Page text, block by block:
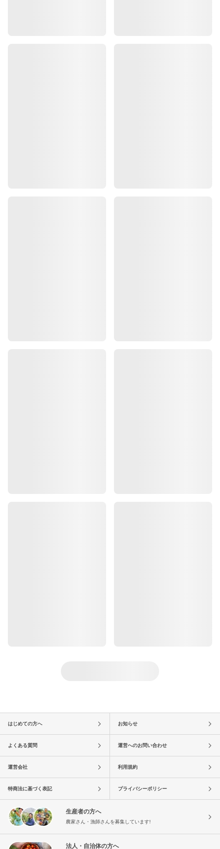
はじめての方へ お知らせ
よくある質問 運営へのお問い合わせ
運営会社 利用規約
特商法に基づく表記 プライバシーポリシー
生産者の方へ
農家さん・漁師さんを募集しています!
法人・自治体の方へ